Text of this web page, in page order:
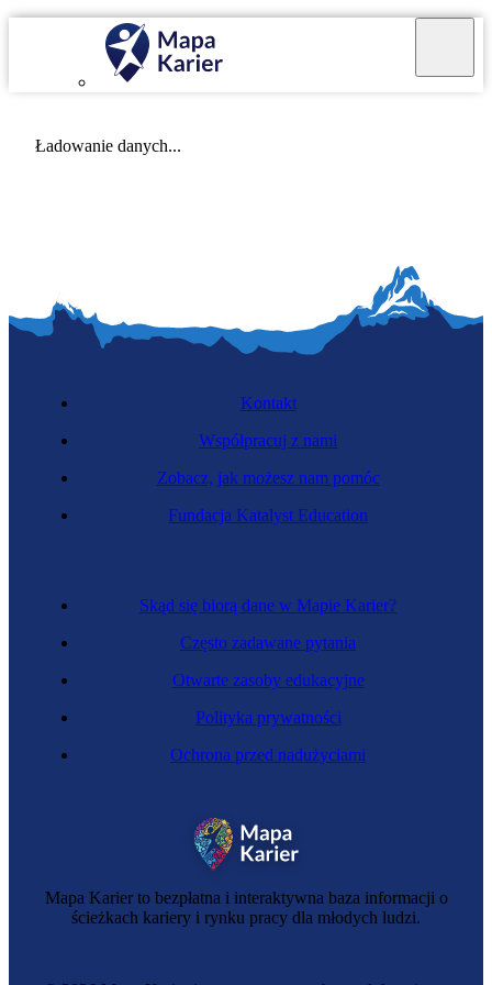
Ładowanie danych...
Mapa Karier to bezpłatna i interaktywna baza informacji o
ścieżkach kariery i rynku pracy dla młodych ludzi.
Skąd się biorą dane w Mapie Karier?
Często zadawane pytania
Otwarte zasoby edukacyjne
Polityka prywatności
Ochrona przed nadużyciami
Kontakt
Współpracuj z nami
Zobacz, jak możesz nam pomóc
Fundacja Katalyst Education